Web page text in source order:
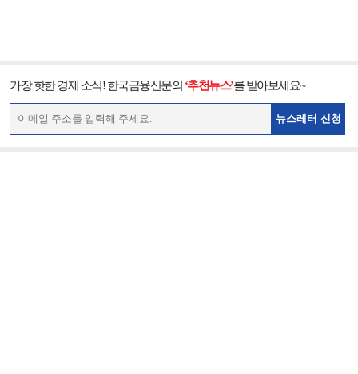
가장 핫한 경제 소식! 한국금융신문의 ‘추천뉴스’를 받아보세요~
뉴스레터 신청